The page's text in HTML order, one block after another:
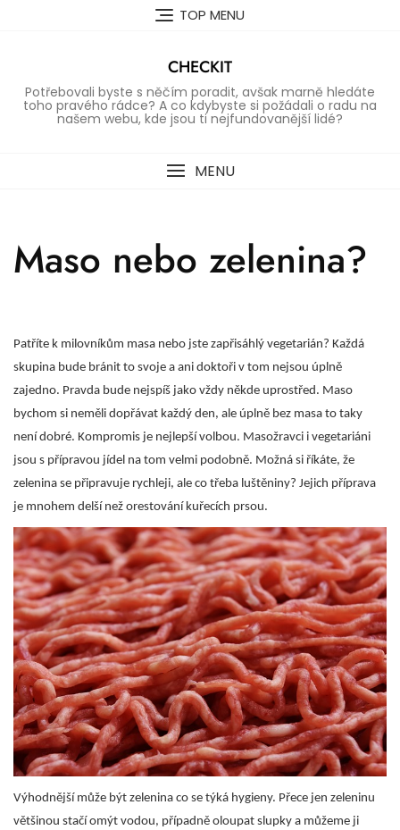
TOP MENU
CHECKIT
Potřebovali byste s něčím poradit, avšak marně hledáte
toho pravého rádce? A co kdybyste si požádali o radu na
našem webu, kde jsou ti nejfundovanější lidé?
MENU
Maso nebo zelenina?
Patříte k milovníkům masa nebo jste zapřisáhlý vegetarián? Každá
skupina bude bránit to svoje a ani doktoři v tom nejsou úplně
zajedno. Pravda bude nejspíš jako vždy někde uprostřed. Maso
bychom si neměli dopřávat každý den, ale úplně bez masa to taky
není dobré. Kompromis je nejlepší volbou. Masožravci i vegetariáni
jsou s přípravou jídel na tom velmi podobně. Možná si říkáte, že
zelenina se připravuje rychleji, ale co třeba luštěniny? Jejich příprava
je mnohem delší než orestování kuřecích prsou.
Výhodnější může být zelenina co se týká hygieny. Přece jen zeleninu
většinou stačí omýt vodou, případně oloupat slupky a můžeme ji